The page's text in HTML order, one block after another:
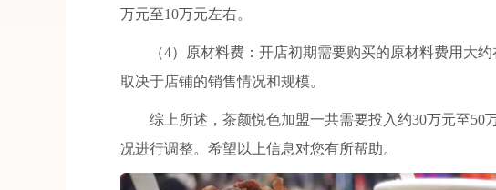
万元至10万元左右。
（4）原材料费：开店初期需要购买的原材料费用大约
取决于店铺的销售情况和规模。
综上所述，茶颜悦色加盟一共需要投入约30万元至50
况进行调整。希望以上信息对您有所帮助。